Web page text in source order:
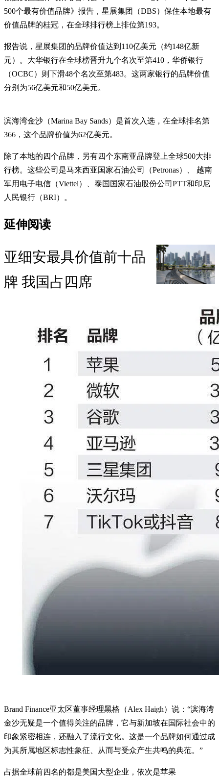
500个最有价值品牌》报告，星展集团（DBS）保住本地最有
价值品牌的桂冠，在全球排行榜上排位第193。
报告说，星展集团的品牌价值达到110亿美元（约148亿新
元）。大华银行在全球榜晋升九个名次至第410，华侨银行
（OCBC）则下滑48个名次至第483。这两家银行的品牌价值
分别为56亿美元和50亿美元。
滨海湾金沙（Marina Bay Sands）是首次入选，在全球排名第
366，这个品牌价值为62亿美元。
除了本地的四个品牌，另有四个东南亚品牌登上全球500大排
行榜。这些公司是马来西亚国家石油公司（Petronas）、 越南
军用电子电信（Viettel）、泰国国家石油股份公司PTT和印尼
人民银行（BRI）。
延伸阅读
亚细安最具价值前十品
牌 我国占四席
Brand Finance亚太区董事经理黑格（Alex Haigh）说：“滨海湾
金沙无疑是一个值得关注的品牌，它与新加坡在国际社会中的
印象紧密相连，还融入了流行文化。这是一个品牌如何通过成
为其所属地区标志性象征、从而与受众产生共鸣的典范。”
占据全球前四名的都是美国大型企业，依次是苹果